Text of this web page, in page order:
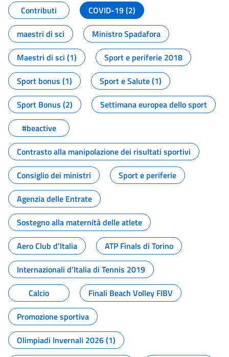
Contributi
COVID-19 (2)
maestri di sci
Ministro Spadafora
Maestri di sci (1)
Sport e periferie 2018
Sport bonus (1)
Sport e Salute (1)
Sport Bonus (2)
Settimana europea dello sport
#beactive
Contrasto alla manipolazione dei risultati sportivi
Consiglio dei ministri
Sport e periferie
Agenzia delle Entrate
Sostegno alla maternità delle atlete
Aero Club d'Italia
ATP Finals di Torino
Internazionali d'Italia di Tennis 2019
Calcio
Finali Beach Volley FIBV
Promozione sportiva
Olimpiadi Invernali 2026 (1)